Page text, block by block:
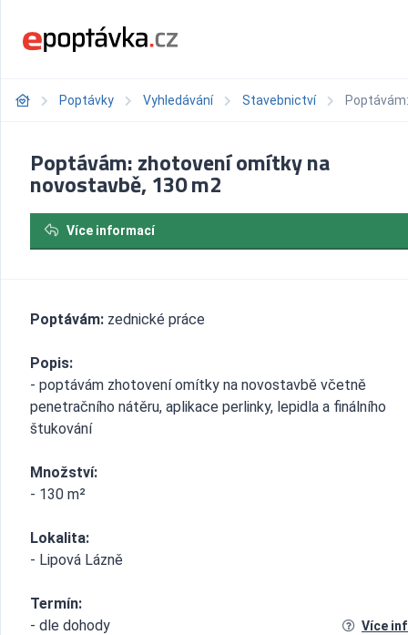
Poptávky Vyhledávání Stavebnictví
Poptávám: zhotovení omítky na
novostavbě, 130 m2
Více informací
Poptávám: zednické práce
Popis:
- poptávám zhotovení omítky na novostavbě včetně
penetračního nátěru, aplikace perlinky, lepidla a finálního
štukování
Množství:
- 130 m²
Lokalita:
- Lipová Lázně
Termín:
- dle dohody
Více